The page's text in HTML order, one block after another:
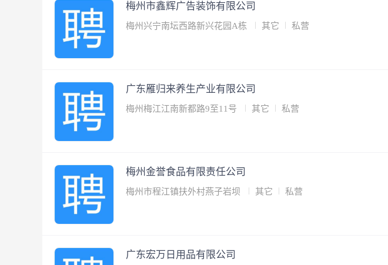
梅州市鑫辉广告装饰有限公司
梅州兴宁南坛西路新兴花园A栋 其它 私营
广东雁归来养生产业有限公司
梅州梅江江南新都路9至11号 其它 私营
梅州金誉食品有限责任公司
梅州市程江镇扶外村燕子岩坝 其它 私营
广东宏万日用品有限公司